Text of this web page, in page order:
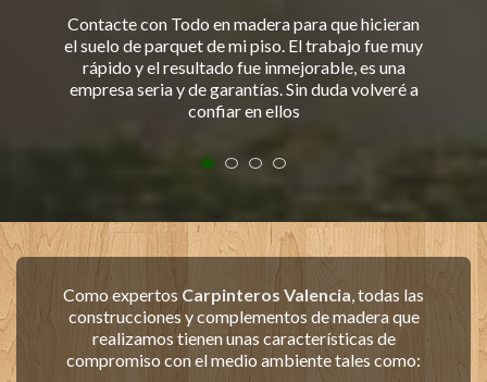
Contacte con Todo en madera para que hicieran
el suelo de parquet de mi piso. El trabajo fue muy
rápido y el resultado fue inmejorable, es una
empresa seria y de garantías. Sin duda volveré a
confiar en ellos
Cliente
chalet, después de buscar muchas empresas me
decidí por 'Todo en Madera'por sus buenas
referencias. Es una empresa que de verdad
recomiendo a todo el mundo
Alberto Jiménez
Cliente
Como expertos Carpinteros Valencia, todas las
construcciones y complementos de madera que
realizamos tienen unas características de
compromiso con el medio ambiente tales como: